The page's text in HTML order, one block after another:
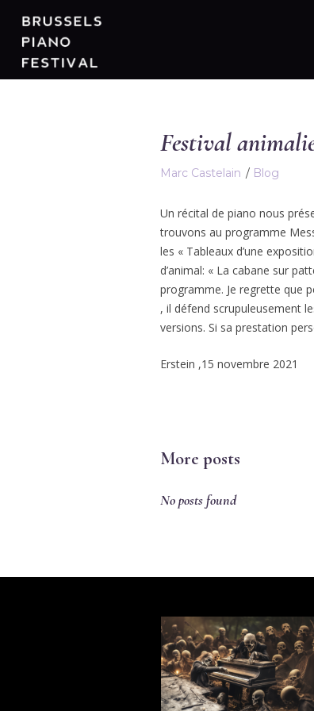
Festival
Marc Castelain Blog
Un récital de piano nous
trouvons au programme
les « Tableaux d’une
d’animal: « La cabane sur
programme. Je regrette que
, il défend scrupuleusement
versions. Si sa prestation
Erstein ,15 novembre 2021
More posts
No posts found